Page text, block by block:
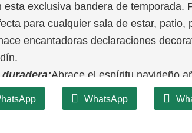
exclusiva bandera de temporada.
para cualquier sala de estar, patio,
encantadoras declaraciones
Abrace el espíritu navideño
y duradera. Seleccionamos
para garantizar que su corona
la temporada.
WhatsApp